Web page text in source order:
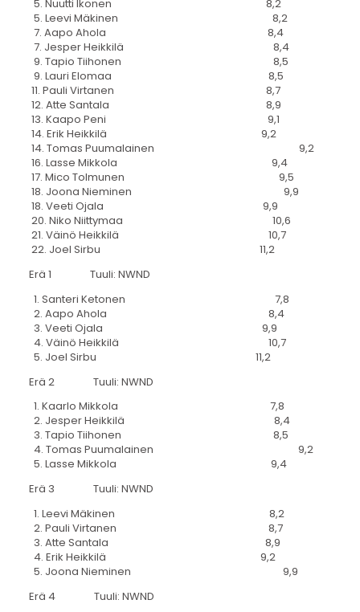
5. Nuutti Ikonen 8,2
5. Leevi Mäkinen 8,2
7. Aapo Ahola 8,4
7. Jesper Heikkilä 8,4
9. Tapio Tiihonen 8,5
9. Lauri Elomaa 8,5
11. Pauli Virtanen 8,7
12. Atte Santala 8,9
13. Kaapo Peni 9,1
14. Erik Heikkilä 9,2
14. Tomas Puumalainen 9,2
16. Lasse Mikkola 9,4
17. Mico Tolmunen 9,5
18. Joona Nieminen 9,9
18. Veeti Ojala 9,9
20. Niko Niittymaa 10,6
21. Väinö Heikkilä 10,7
22. Joel Sirbu 11,2
Erä 1 Tuuli: NWND
1. Santeri Ketonen 7,8
2. Aapo Ahola 8,4
3. Veeti Ojala 9,9
4. Väinö Heikkilä 10,7
5. Joel Sirbu 11,2
Erä 2 Tuuli: NWND
1. Kaarlo Mikkola 7,8
2. Jesper Heikkilä 8,4
3. Tapio Tiihonen 8,5
4. Tomas Puumalainen 9,2
5. Lasse Mikkola 9,4
Erä 3 Tuuli: NWND
1. Leevi Mäkinen 8,2
2. Pauli Virtanen 8,7
3. Atte Santala 8,9
4. Erik Heikkilä 9,2
5. Joona Nieminen 9,9
Erä 4 Tuuli: NWND